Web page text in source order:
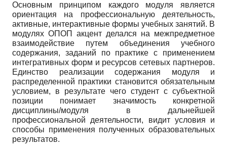
Основным принципом каждого модуля является
ориентация на профессиональную деятельность,
активные, интерактивные формы учебных занятий. В
модулях ОПОП акцент делался на межпредметное
взаимодействие путем объединения учебного
содержания, заданий по практике с применением
интегративных форм и ресурсов сетевых партнеров.
Единство реализации содержания модуля и
распределенной практики становится обязательным
условием, в результате чего студент с субъектной
позиции понимает значимость конкретной
дисциплины/модуля в дальнейшей
профессиональной деятельности, видит условия и
способы применения полученных образовательных
результатов.